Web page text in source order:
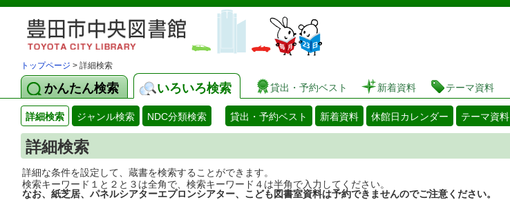
図書館 蔵書検索・予約システム
トップページ > 詳細検索
かんたん検索 いろいろ検索 貸出・予約ベスト 新着資料 テーマ資料
詳細検索 ジャンル検索 NDC分類検索 貸出・予約ベスト 新着資料 休館日カレンダー テーマ資料
詳細検索
詳細な条件を設定して、蔵書を検索することができます。
検索キーワード１と２と３は全角で、検索キーワード４は半角で入力してください。
なお、紙芝居、パネルシアターエプロンシアター、こども図書室資料は予約できませんのでご注意ください。